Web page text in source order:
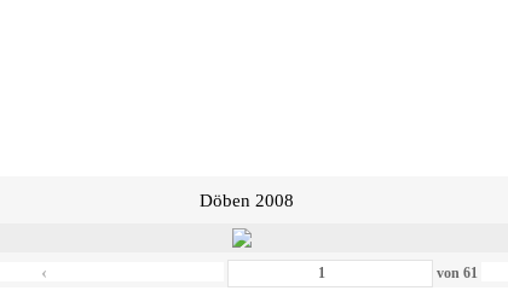
Döben 2008
‹ von61